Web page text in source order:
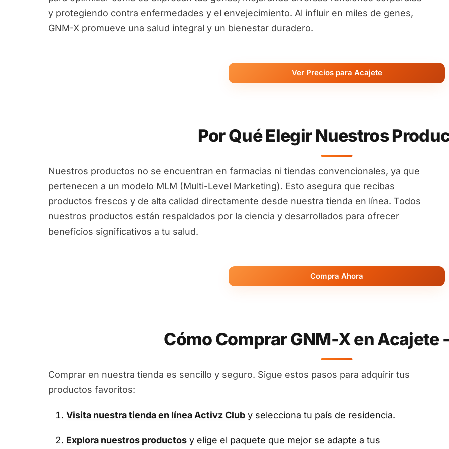
y protegiendo contra enfermedades y el envejecimiento. Al influir en miles de genes,
GNM-X promueve una salud integral y un bienestar duradero.
Ver Precios para Acajete
Por Qué Elegir Nuestros
Nuestros productos no se encuentran en farmacias ni tiendas convencionales, ya que
pertenecen a un modelo MLM (Multi-Level Marketing). Esto asegura que recibas
productos frescos y de alta calidad directamente desde nuestra tienda en línea. Todos
nuestros productos están respaldados por la ciencia y desarrollados para ofrecer
beneficios significativos a tu salud.
Compra Ahora
Cómo Comprar GNM-X en Acajete
Comprar en nuestra tienda es sencillo y seguro. Sigue estos pasos para adquirir tus
productos favoritos:
Visita nuestra tienda en línea Activz Cluby selecciona tu país de residencia.
Explora nuestros productosy elige el paquete que mejor se adapte a tus